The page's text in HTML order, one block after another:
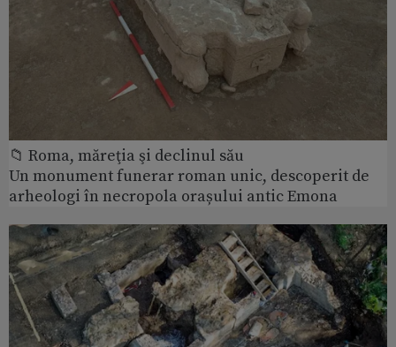
📁 Roma, măreţia şi declinul său
Un monument funerar roman unic, descoperit de
arheologi în necropola orașului antic Emona